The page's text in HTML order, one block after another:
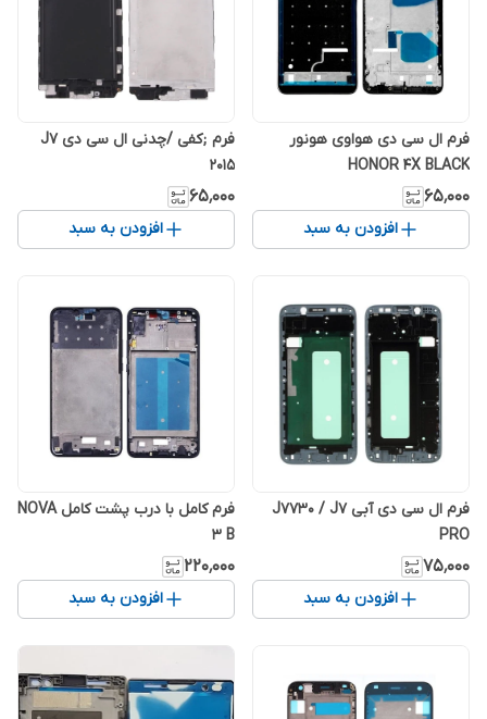
فرم ال سی دی هواوی هونور
HONOR 4X BLACK
۶۵٬۰۰۰
افزودن به سبد
فرم ;کفی /چدنی ال سی دی J7
2015
۶۵٬۰۰۰
افزودن به سبد
فرم ال سی دی آبی J7730 / J7
PRO
۷۵٬۰۰۰
افزودن به سبد
فرم کامل با درب پشت کامل NOVA
3 B
۲۲۰٬۰۰۰
افزودن به سبد